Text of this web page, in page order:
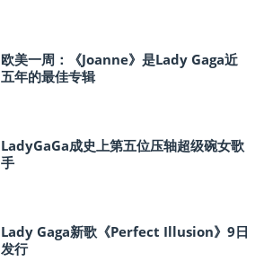
欧美一周：《Joanne》是Lady Gaga近
五年的最佳专辑
LadyGaGa成史上第五位压轴超级碗女歌
手
Lady Gaga新歌《Perfect Illusion》9日
发行